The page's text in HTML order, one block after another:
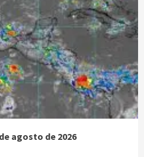
agosto de 2026